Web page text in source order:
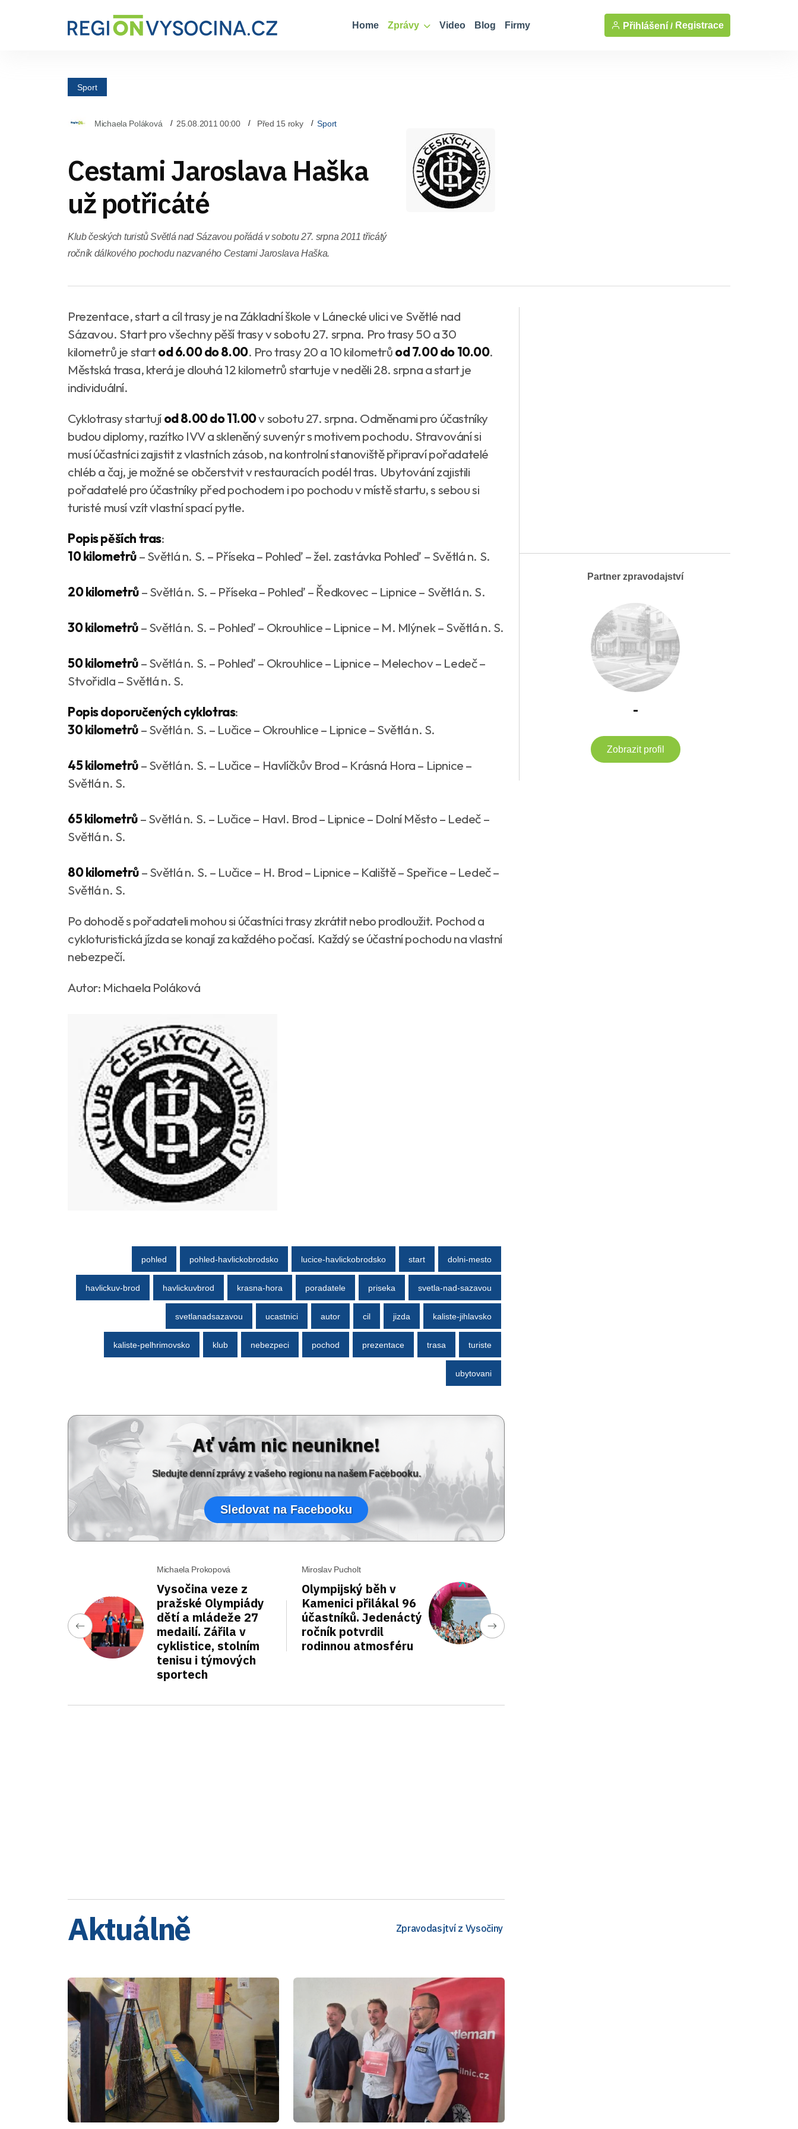
Home Zprávy Video Blog Firmy Přihlášení / Registrace
Sport
Michaela Poláková 25.08.2011 00:00 Před 15 roky Sport
Cestami Jaroslava Haška
už potřicáté
Klub českých turistů Světlá nad Sázavou pořádá v sobotu 27. srpna 2011 třicátý
ročník dálkového pochodu nazvaného Cestami Jaroslava Haška.
Prezentace, start a cíl trasy je na Základní škole v Lánecké ulici ve Světlé nad
Sázavou. Start pro všechny pěší trasy v sobotu 27. srpna. Pro trasy 50 a 30
kilometrů je startod 6.00 do 8.00. Pro trasy 20 a 10 kilometrůod 7.00 do 10.00.
Městská trasa, která je dlouhá 12 kilometrů startuje v neděli 28. srpna a start je
individuální.
Cyklotrasy startujíod 8.00 do 11.00v sobotu 27. srpna. Odměnami pro účastníky
budou diplomy, razítko IVV a skleněný suvenýr s motivem pochodu. Stravování si
musí účastníci zajistit z vlastních zásob, na kontrolní stanoviště připraví pořadatelé
chléb a čaj, je možné se občerstvit v restauracích podél tras. Ubytování zajistili
pořadatelé pro účastníky před pochodem i po pochodu v místě startu, s sebou si
turisté musí vzít vlastní spací pytle.
Popis pěších tras:
10 kilometrů– Světlá n. S. – Příseka – Pohleď – žel. zastávka Pohleď – Světlá n. S.
20 kilometrů– Světlá n. S. – Příseka – Pohleď – Ředkovec – Lipnice – Světlá n. S.
30 kilometrů– Světlá n. S. – Pohleď – Okrouhlice – Lipnice – M. Mlýnek – Světlá n. S.
50 kilometrů– Světlá n. S. – Pohleď – Okrouhlice – Lipnice – Melechov – Ledeč –
Stvořidla – Světlá n. S.
Popis doporučených cyklotras:
30 kilometrů– Světlá n. S. – Lučice – Okrouhlice – Lipnice – Světlá n. S.
45 kilometrů– Světlá n. S. – Lučice – Havlíčkův Brod – Krásná Hora – Lipnice –
Světlá n. S.
65 kilometrů– Světlá n. S. – Lučice – Havl. Brod – Lipnice – Dolní Město – Ledeč –
Světlá n. S.
80 kilometrů– Světlá n. S. – Lučice – H. Brod – Lipnice – Kaliště – Speřice – Ledeč –
Světlá n. S.
Po dohodě s pořadateli mohou si účastníci trasy zkrátit nebo prodloužit. Pochod a
cykloturistická jízda se konají za každého počasí. Každý se účastní pochodu na vlastní
nebezpečí.
Autor: Michaela Poláková
pohled pohled-havlickobrodsko lucice-havlickobrodsko start dolni-mesto
havlickuv-brod havlickuvbrod krasna-hora poradatele priseka svetla-nad-sazavou
svetlanadsazavou ucastnici autor cil jizda kaliste-jihlavsko
kaliste-pelhrimovsko klub nebezpeci pochod prezentace trasa turiste
ubytovani
Ať vám nic neunikne!
Sledujte denní zprávy z vašeho regionu na našem Facebooku.
Sledovat na Facebooku
Michaela Prokopová
Vysočina veze z
pražské Olympiády
dětí a mládeže 27
medailí. Zářila v
cyklistice, stolním
tenisu i týmových
sportech
Miroslav Pucholt
Olympijský běh v
Kamenici přilákal 96
účastníků. Jedenáctý
ročník potvrdil
rodinnou atmosféru
Aktuálně Zpravodasjtví z Vysočiny
Partner zpravodajství
-
Zobrazit profil